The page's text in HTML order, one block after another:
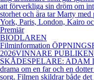
att förverkliga sin dröm om
storhet och ära tar Marty
York, Paris, London, Kairo
Premiär
BIODLAREN
Filminformation
2026VINNARE
SKÅDESPELARE: ADAM
drama om en far och en
sorg. Filmen skildrar både